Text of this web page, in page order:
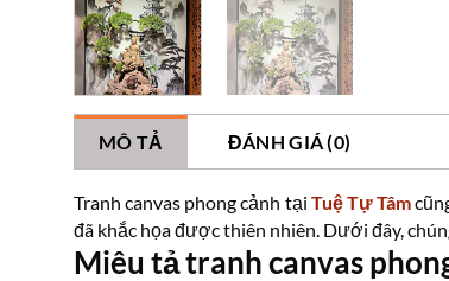
MÔ TẢ ĐÁNH GIÁ (0)
Tranh canvas phong cảnh tại Tuệ Tự Tâm
đã khắc họa được thiên nhiên. Dưới đây,
Miêu tả tranh canvas